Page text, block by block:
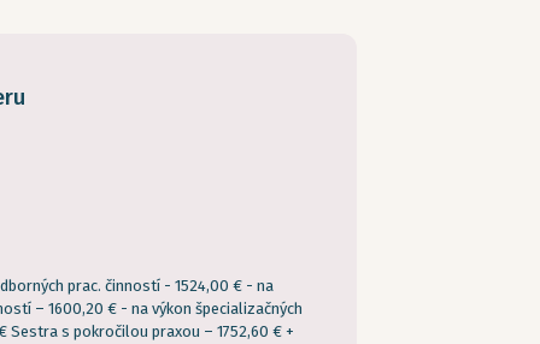
prac. činností - 1524,00 € - na
– 1600,20 € - na výkon špecializačných
Sestra s pokročilou praxou – 1752,60 € +